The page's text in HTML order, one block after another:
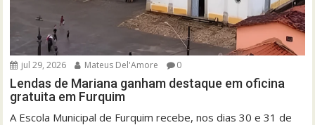
jul 29, 2026 Mateus Del'Amore 0
Lendas de Mariana ganham destaque em oficina
gratuita em Furquim
A Escola Municipal de Furquim recebe, nos dias 30 e 31 de